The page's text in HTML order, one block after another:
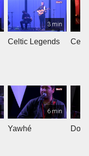
3 min
Celtic Legends
6 min
Yawhé